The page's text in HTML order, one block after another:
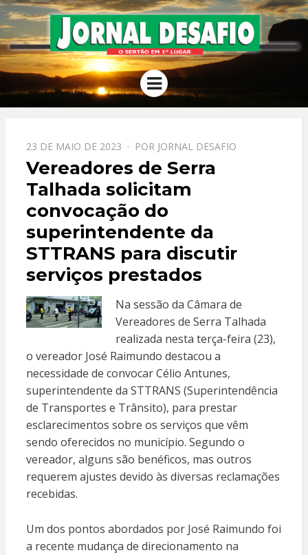
JORNAL
DESAFIO
O Sertão em 1º Lugar
Menu
PPOSTADO
EM
23 DE MAIO DE 2023 POR JORNAL DESAFIO
Vereadores de Serra
Talhada solicitam
convocação do
superintendente da
STTRANS para discutir
serviços prestados
Na sessão da Câmara de
Vereadores de Serra Talhada
realizada nesta terça-feira (23),
o vereador José Raimundo destacou a
necessidade de convocar Célio Antunes,
superintendente da STTRANS (Superintendência
de Transportes e Trânsito), para prestar
esclarecimentos sobre os serviços que vêm
sendo oferecidos no município. Segundo o
vereador, alguns são benéficos, mas outros
requerem ajustes devido às diversas reclamações
recebidas.
Um dos pontos abordados por José Raimundo foi
a recente mudança de direcionamento na